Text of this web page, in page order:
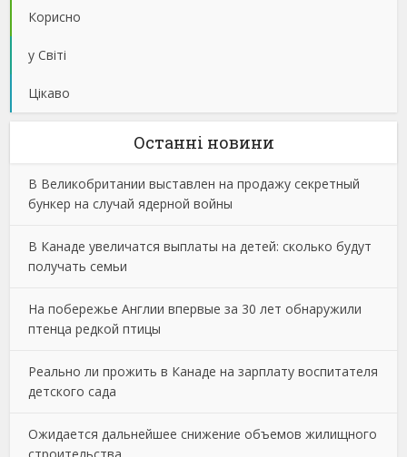
Корисно
у Світі
Цікаво
Останнi новини
В Великобритании выставлен на продажу секретный
бункер на случай ядерной войны
В Канаде увеличатся выплаты на детей: сколько будут
получать семьи
На побережье Англии впервые за 30 лет обнаружили
птенца редкой птицы
Реально ли прожить в Канаде на зарплату воспитателя
детского сада
Ожидается дальнейшее снижение объемов жилищного